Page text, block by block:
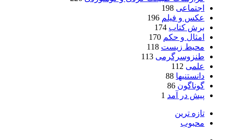
اجتماعی 198
عکس و فیلم 196
برش کتاب 174
امثال و حکم 170
محیط زیست 118
طنزوسرگرمی 113
علمی 112
دانستنیها 88
گوناگون 86
پیش در آمد
1
تازه ترین
محبوب